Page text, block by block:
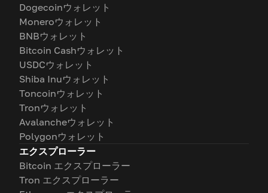
Dogecoinウォレット
Moneroウォレット
BNBウォレット
Bitcoin Cashウォレット
USDCウォレット
Shiba Inuウォレット
Toncoinウォレット
Tronウォレット
Avalancheウォレット
Polygonウォレット
エクスプローラー
Bitcoin エクスプローラー
Tron エクスプローラー